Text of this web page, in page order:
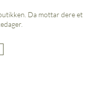
Da mottar dere et